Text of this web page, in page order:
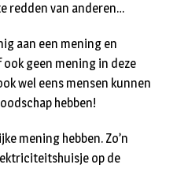
redden van anderen…
aan een mening en
geen mening in deze
wel eens mensen kunnen
hebben!
mening hebben. Zo’n
op de